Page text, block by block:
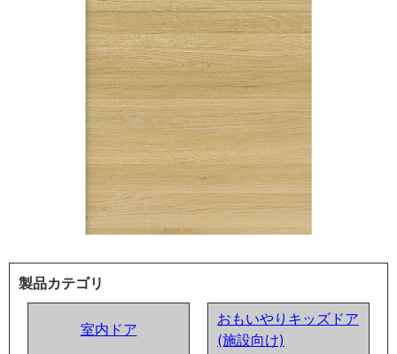
製品カテゴリ
室内ドア
おもいやりキッズドア
(施設向け)